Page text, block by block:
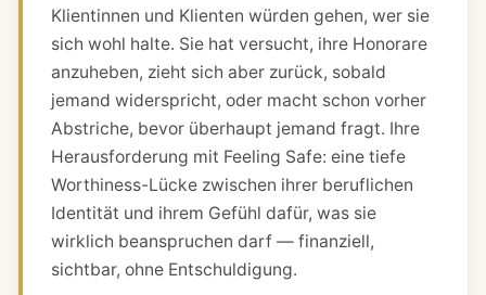
Klientinnen und Klienten würden gehen, wer sie
sich wohl halte. Sie hat versucht, ihre Honorare
anzuheben, zieht sich aber zurück, sobald
jemand widerspricht, oder macht schon vorher
Abstriche, bevor überhaupt jemand fragt. Ihre
Herausforderung mit Feeling Safe: eine tiefe
Worthiness-Lücke zwischen ihrer beruflichen
Identität und ihrem Gefühl dafür, was sie
wirklich beanspruchen darf — finanziell,
sichtbar, ohne Entschuldigung.